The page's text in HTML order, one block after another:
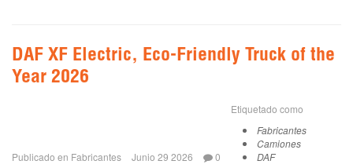
DAF XF Electric, Eco-Friendly Truck of the
Year 2026
Publicado en Fabricantes Junio 29 2026 0
Etiquetado como
Fabricantes
Camiones
DAF